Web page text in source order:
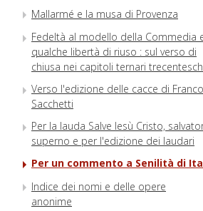
Mallarmé e la musa di Provenza
Fedeltà al modello della Commedia
qualche libertà di riuso : sul verso di
chiusa nei capitoli ternari
Verso l'edizione delle cacce di Franco
Sacchetti
Per la lauda Salve Iesù Cristo,
superno e per l'edizione dei laudari
Per un commento a Senilità di
Indice dei nomi e delle opere
anonime